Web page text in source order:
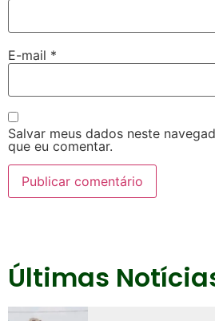
E-mail *
Salvar meus dados neste
que eu comentar.
Últimas